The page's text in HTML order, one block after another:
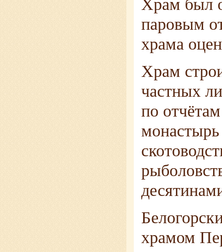
паровым
храма
Храм
частных
по
храмом